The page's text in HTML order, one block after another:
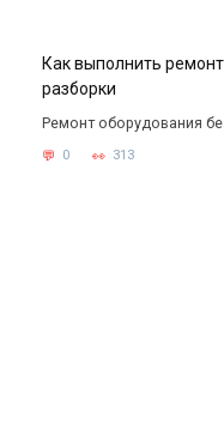
Как выполнить
разборки
Ремонт оборудования
0 313